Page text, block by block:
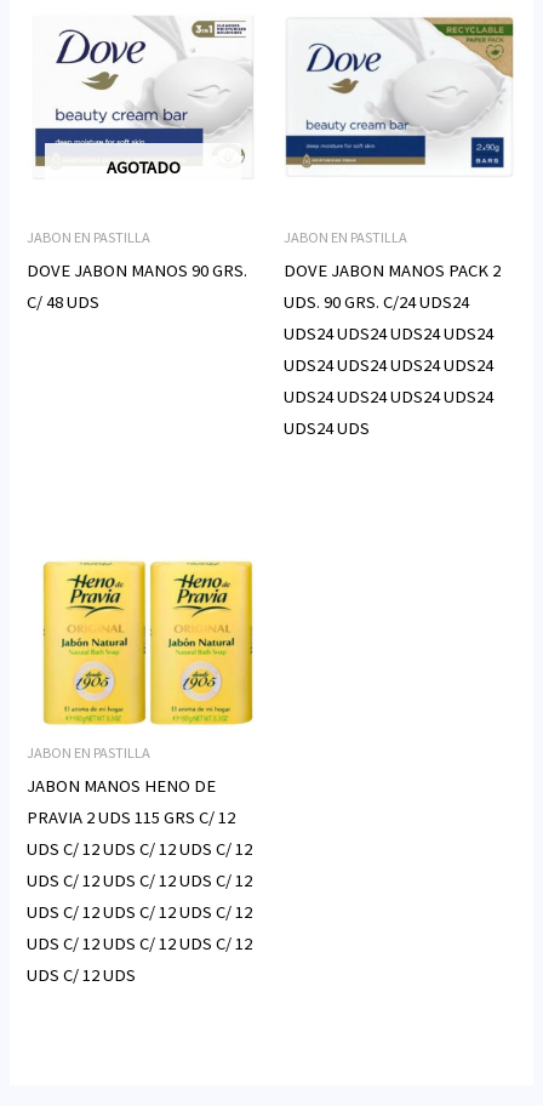
AGOTADO
JABON EN PASTILLA
DOVE JABON MANOS 90 GRS.
C/ 48 UDS
JABON EN PASTILLA
DOVE JABON MANOS PACK 2
UDS. 90 GRS. C/24 UDS24
UDS24 UDS24 UDS24 UDS24
UDS24 UDS24 UDS24 UDS24
UDS24 UDS24 UDS24 UDS24
UDS24 UDS
JABON EN PASTILLA
JABON MANOS HENO DE
PRAVIA 2 UDS 115 GRS C/ 12
UDS C/ 12 UDS C/ 12 UDS C/ 12
UDS C/ 12 UDS C/ 12 UDS C/ 12
UDS C/ 12 UDS C/ 12 UDS C/ 12
UDS C/ 12 UDS C/ 12 UDS C/ 12
UDS C/ 12 UDS